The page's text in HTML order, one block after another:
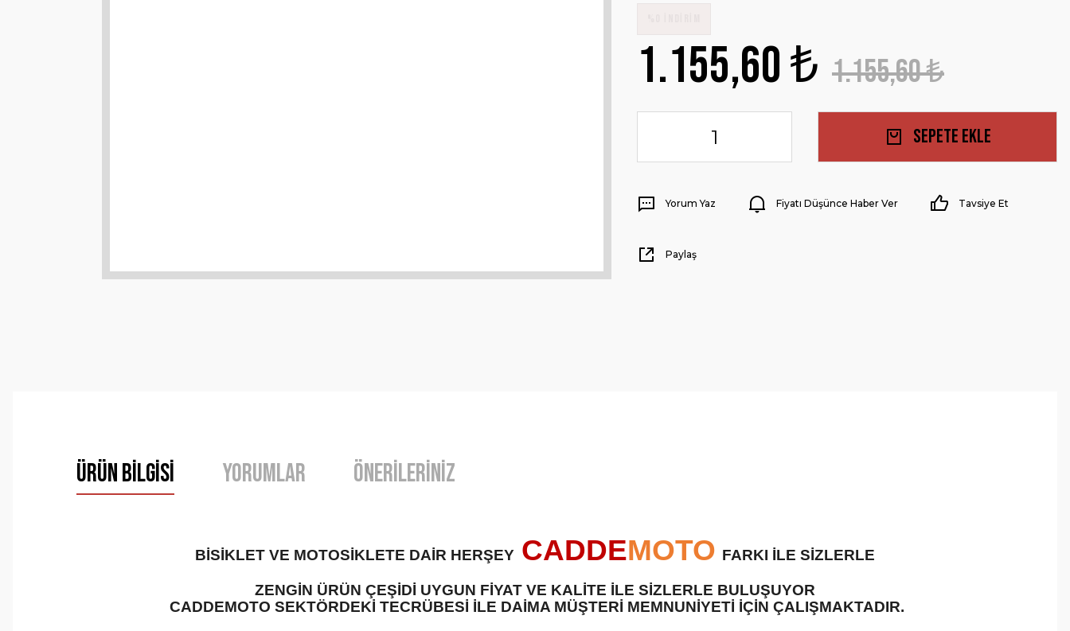
1.155,60 ₺ 1.155,60 ₺
Sepete Ekle
Yorum Yaz Fiyatı Düşünce Haber Ver Tavsiye Et
Paylaş
Ürün Bilgisi Yorumlar Önerileriniz
BİSİKLET VE MOTOSİKLETE DAİR HERŞEY CADDEMOTO FARKI İLE SİZLERLE
ZENGİN ÜRÜN ÇEŞİDİ UYGUN FİYAT VE KALİTE İLE SİZLERLE BULUŞUYOR
CADDEMOTO SEKTÖRDEKİ TECRÜBESİ İLE DAİMA MÜŞTERİ MEMNUNİYETİ İÇİN ÇALIŞMAKTADIR.